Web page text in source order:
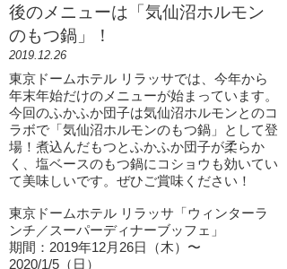
後のメニューは「気仙沼ホルモン
のもつ鍋」！
2019.12.26
東京ドームホテル リラッサでは、今年から
年末年始だけのメニューが始まっています。
今回のふかふか団子は気仙沼ホルモンとのコ
ラボで「気仙沼ホルモンのもつ鍋」として登
場！煮込んだもつとふかふか団子が柔らか
く、塩ベースのもつ鍋にコショウも効いてい
て美味しいです。ぜひご賞味ください！
東京ドームホテル リラッサ「ウィンターラ
ンチ／スーパーディナーブッフェ」
期間：2019年12月26日（木）〜
2020/1/5（日）